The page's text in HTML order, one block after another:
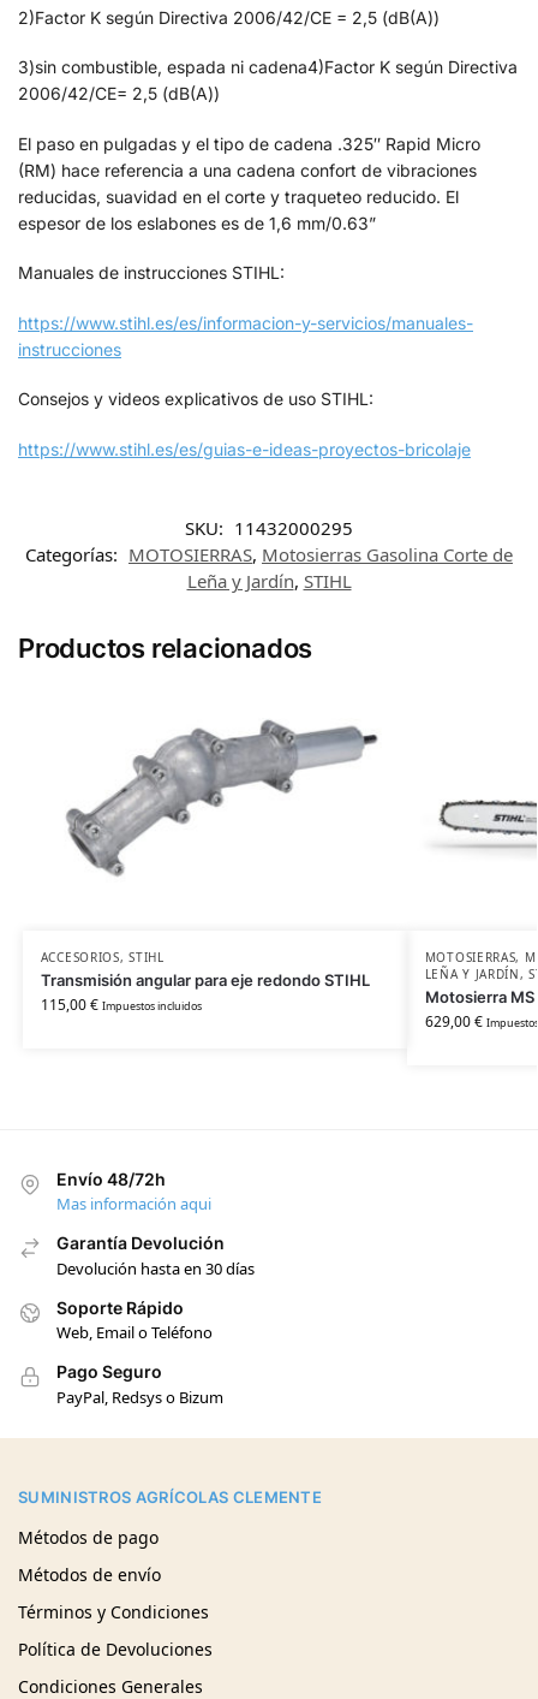
2)Factor K según Directiva 2006/42/CE = 2,5 (dB(A))
3)sin combustible, espada ni cadena4)Factor K según Directiva
2006/42/CE= 2,5 (dB(A))
El paso en pulgadas y el tipo de cadena .325″ Rapid Micro
(RM) hace referencia a una cadena confort de vibraciones
reducidas, suavidad en el corte y traqueteo reducido. El
espesor de los eslabones es de 1,6 mm/0.63”
Manuales de instrucciones STIHL:
https://www.stihl.es/es/informacion-y-servicios/manuales-
instrucciones
Consejos y videos explicativos de uso STIHL:
https://www.stihl.es/es/guias-e-ideas-proyectos-bricolaje
SKU: 11432000295
Categorías: MOTOSIERRAS, Motosierras Gasolina Corte de
Leña y Jardín, STIHL
Productos relacionados
ACCESORIOS,STIHL
Transmisión angular para eje redondo STIHL
115,00€ Impuestos incluidos
MOTOSIERRAS,
LEÑA Y JARDÍN,
Motosierra MS
629,00€
Envío 48/72h
Mas información aqui
Garantía Devolución
Devolución hasta en 30 días
Soporte Rápido
Web, Email o Teléfono
Pago Seguro
PayPal, Redsys o Bizum
SUMINISTROS AGRÍCOLAS CLEMENTE
Métodos de pago
Métodos de envío
Términos y Condiciones
Política de Devoluciones
Condiciones Generales